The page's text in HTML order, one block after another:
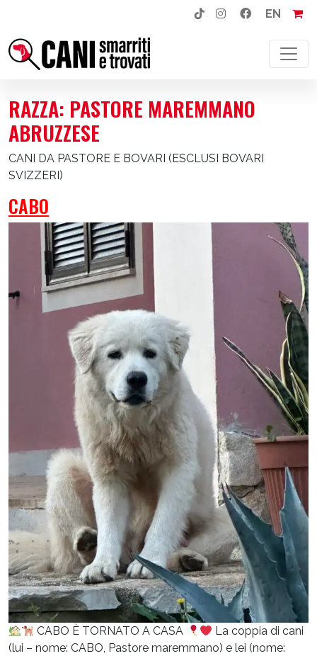
EN
NAVIGAZIONE PRINCIPALE
RAZZA: PASTORE MAREMMANO
ABRUZZESE
CANI DA PASTORE E BOVARI (ESCLUSI BOVARI
SVIZZERI)
CABO
CABO È TORNATO A CASA
La coppia di cani
(lui – nome: CABO, Pastore maremmano) e lei (nome: